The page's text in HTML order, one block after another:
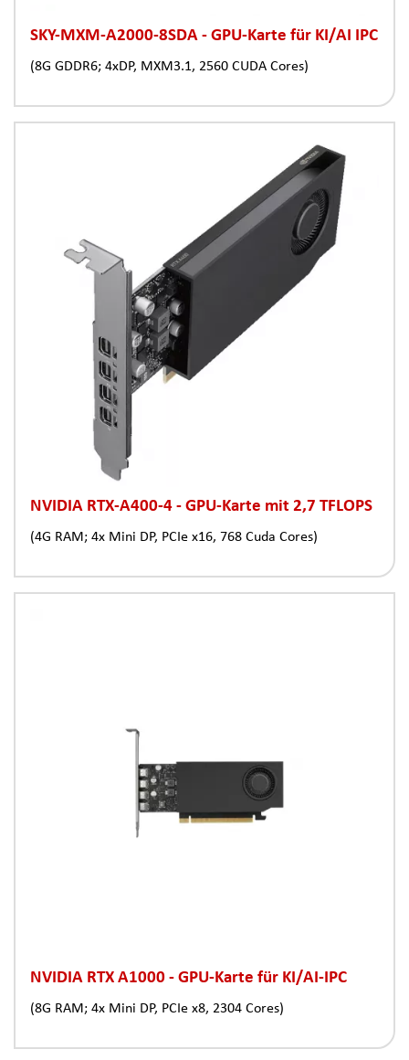
SKY-MXM-A2000-8SDA - GPU-Karte für KI/AI IPC
(8G GDDR6; 4xDP, MXM3.1, 2560 CUDA Cores)
NVIDIA RTX-A400-4 - GPU-Karte mit 2,7 TFLOPS
(4G RAM; 4x Mini DP, PCIe x16, 768 Cuda Cores)
NVIDIA RTX A1000 - GPU-Karte für KI/AI-IPC
(8G RAM; 4x Mini DP, PCIe x8, 2304 Cores)